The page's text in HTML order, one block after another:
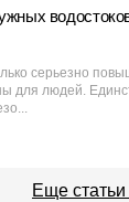
серьезно
для людей.
Еще статьи